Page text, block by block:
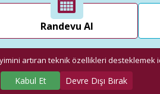
KVKK
KVKK İhlal Bildirme Formu
Vakıf Üniversitesi- Tüm Hakları
Randevu Al
artıran teknik özellikleri desteklemek
Kabul Et Devre Dışı Bırak